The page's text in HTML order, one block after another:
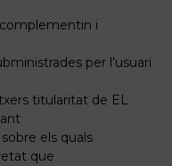
i
per l’usuari
titularitat de EL
els quals
que